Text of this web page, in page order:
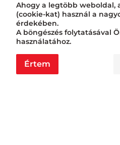
Ahogy a legtöbb weboldal,
(cookie-kat) használ a
érdekében.
A böngészés folytatásával
használatához.
Értem